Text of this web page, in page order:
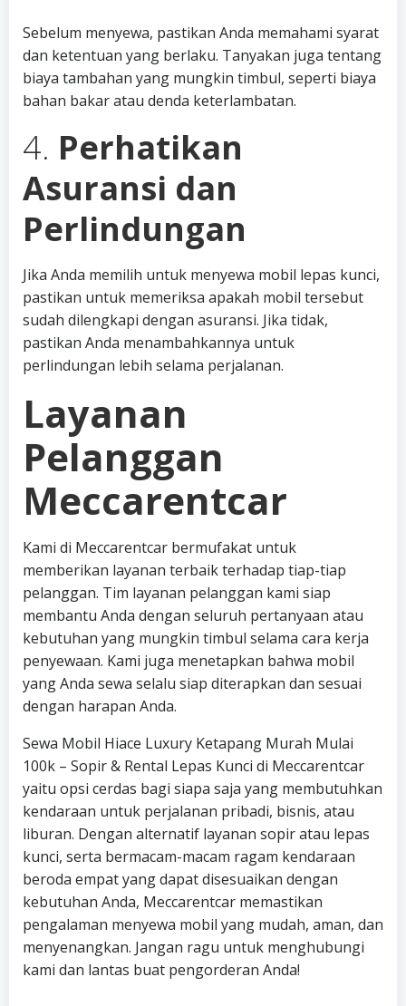
Sebelum menyewa, pastikan Anda memahami syarat
dan ketentuan yang berlaku. Tanyakan juga tentang
biaya tambahan yang mungkin timbul, seperti biaya
bahan bakar atau denda keterlambatan.
4. Perhatikan
Asuransi dan
Perlindungan
Jika Anda memilih untuk menyewa mobil lepas kunci,
pastikan untuk memeriksa apakah mobil tersebut
sudah dilengkapi dengan asuransi. Jika tidak,
pastikan Anda menambahkannya untuk
perlindungan lebih selama perjalanan.
Layanan
Pelanggan
Meccarentcar
Kami di Meccarentcar bermufakat untuk
memberikan layanan terbaik terhadap tiap-tiap
pelanggan. Tim layanan pelanggan kami siap
membantu Anda dengan seluruh pertanyaan atau
kebutuhan yang mungkin timbul selama cara kerja
penyewaan. Kami juga menetapkan bahwa mobil
yang Anda sewa selalu siap diterapkan dan sesuai
dengan harapan Anda.
Sewa Mobil Hiace Luxury Ketapang Murah Mulai
100k – Sopir & Rental Lepas Kunci di Meccarentcar
yaitu opsi cerdas bagi siapa saja yang membutuhkan
kendaraan untuk perjalanan pribadi, bisnis, atau
liburan. Dengan alternatif layanan sopir atau lepas
kunci, serta bermacam-macam ragam kendaraan
beroda empat yang dapat disesuaikan dengan
kebutuhan Anda, Meccarentcar memastikan
pengalaman menyewa mobil yang mudah, aman, dan
menyenangkan. Jangan ragu untuk menghubungi
kami dan lantas buat pengorderan Anda!